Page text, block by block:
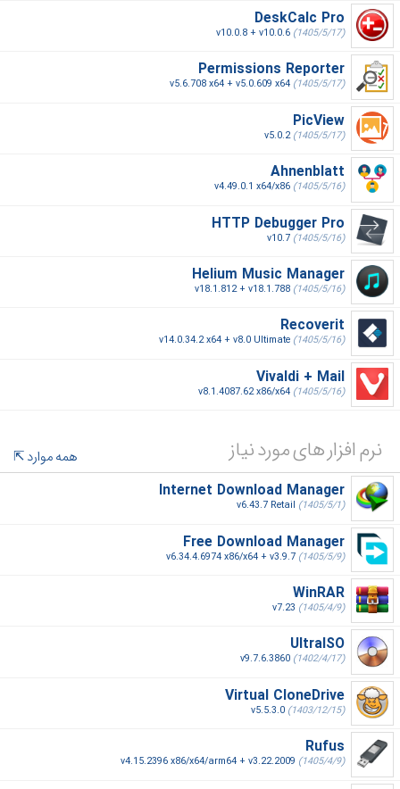
DeskCalc Pro
v10.0.8 + v10.0.6 (1405/5/17)
Permissions Reporter
v5.6.708 x64 + v5.0.609 x64 (1405/5/17)
PicView
v5.0.2(1405/5/17)
Ahnenblatt
v4.49.0.1 x64/x86 (1405/5/16)
HTTP Debugger Pro
v10.7 (1405/5/16)
Helium Music Manager
v18.1.812 + v18.1.788 (1405/5/16)
Recoverit
v14.0.34.2 x64 + v8.0 Ultimate (1405/5/16)
Vivaldi + Mail
v8.1.4087.62 x86/x64 (1405/5/16)
نرم افزار های مورد نیاز
همه موارد
Internet Download Manager
v6.43.7 Retail (1405/5/1)
Free Download Manager
v6.34.4.6974 x86/x64 + v3.9.7 (1405/5/9)
WinRAR
v7.23 (1405/4/9)
UltraISO
v9.7.6.3860 (1402/4/17)
Virtual CloneDrive
v5.5.3.0 (1403/12/15)
Rufus
v4.15.2396 x86/x64/arm64 + v3.22.2009 (1405/4/9)